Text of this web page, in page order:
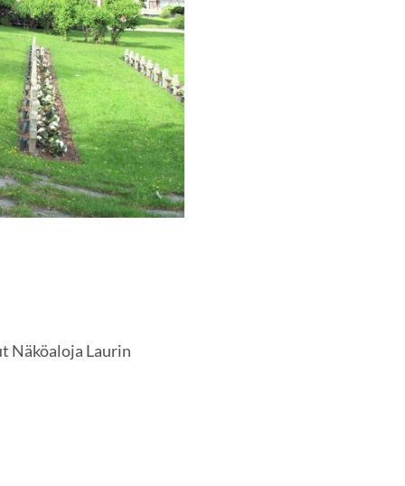
Näköaloja Laurin